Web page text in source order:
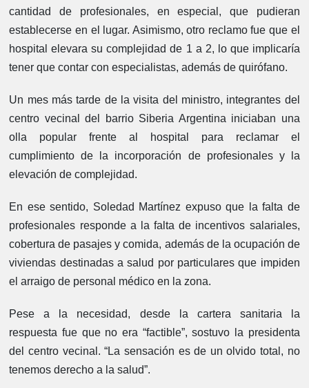
cantidad de profesionales, en especial, que pudieran
establecerse en el lugar. Asimismo, otro reclamo fue que el
hospital elevara su complejidad de 1 a 2, lo que implicaría
tener que contar con especialistas, además de quirófano.
Un mes más tarde de la visita del ministro, integrantes del
centro vecinal del barrio Siberia Argentina iniciaban una
olla popular frente al hospital para reclamar el
cumplimiento de la incorporación de profesionales y la
elevación de complejidad.
En ese sentido, Soledad Martínez expuso que la falta de
profesionales responde a la falta de incentivos salariales,
cobertura de pasajes y comida, además de la ocupación de
viviendas destinadas a salud por particulares que impiden
el arraigo de personal médico en la zona.
Pese a la necesidad, desde la cartera sanitaria la
respuesta fue que no era “factible”, sostuvo la presidenta
del centro vecinal. “La sensación es de un olvido total, no
tenemos derecho a la salud”.